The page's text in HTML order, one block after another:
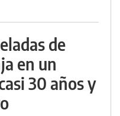
de
en un
30 años y